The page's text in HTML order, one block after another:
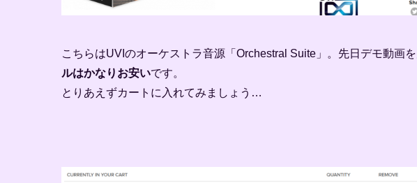
こちらはUVIのオーケストラ音源「Orchestral Suite」。先日デモ動画
ルはかなりお安いです。
とりあえずカートに入れてみましょう…